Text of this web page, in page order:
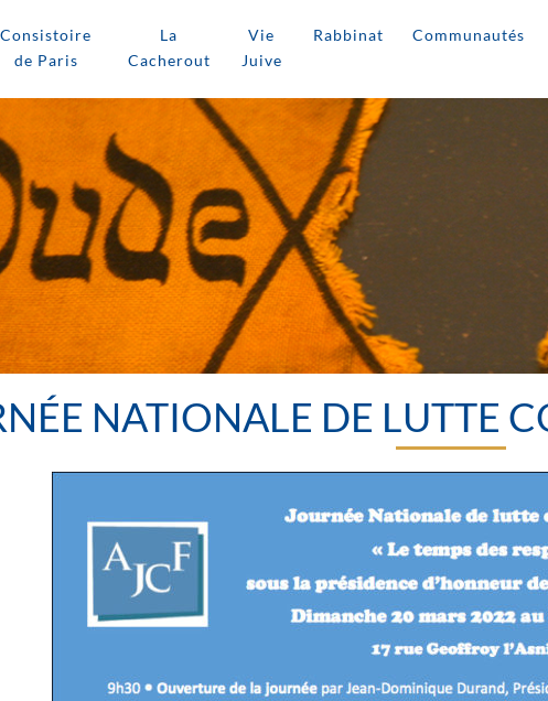
Consistoire
de Paris
La
Cacherout
Vie
Juive
Rabbinat Communautés
NATIONALE DE LUTTE